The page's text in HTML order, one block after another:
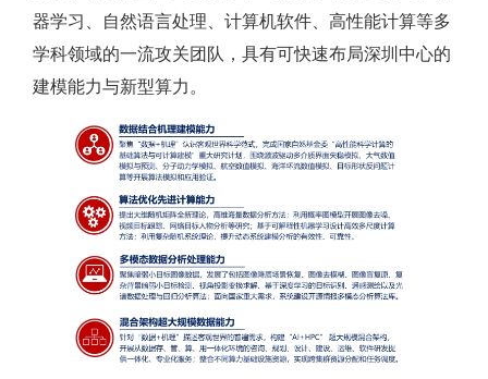
器学习、自然语言处理、计算机软件、高性能计算等多
学科领域的一流攻关团队，具有可快速布局深圳中心的
建模能力与新型算力。